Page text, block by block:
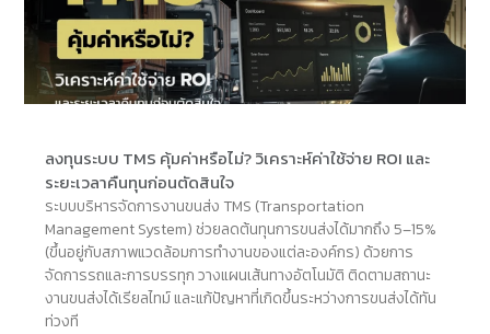
ลงทุนระบบ TMS คุ้มค่าหรือไม่? วิเคราะห์ค่าใช้จ่าย ROI และ
ระยะเวลาคืนทุนก่อนตัดสินใจ
ระบบบริหารจัดการงานขนส่ง TMS (Transportation
Management System) ช่วยลดต้นทุนการขนส่งได้มากถึง 5–15%
(ขึ้นอยู่กับสภาพแวดล้อมการทำงานของแต่ละองค์กร) ด้วยการ
จัดการรถและการบรรทุก วางแผนเส้นทางอัตโนมัติ ติดตามสถานะ
งานขนส่งได้เรียลไทม์ และแก้ปัญหาที่เกิดขึ้นระหว่างการขนส่งได้ทัน
ท่วงที